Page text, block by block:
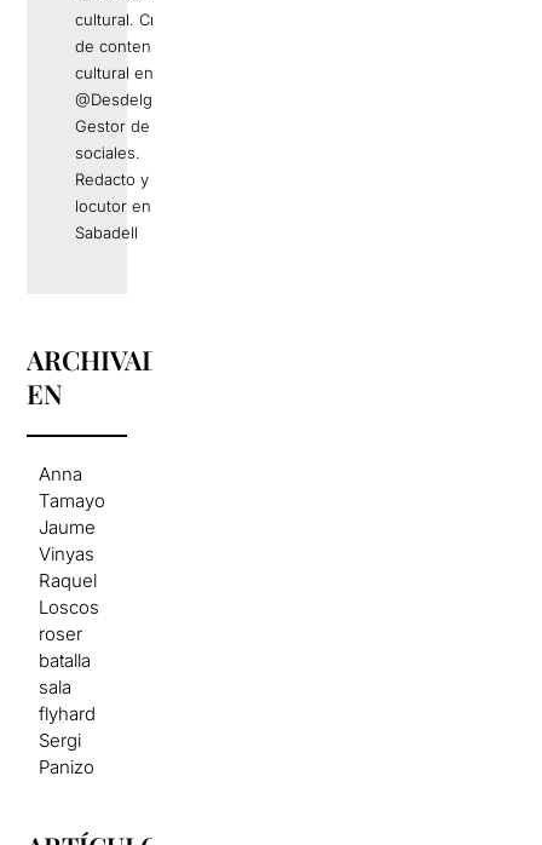
cultural. Creador
de contenido
cultural en
@Desdelgalliner.
Gestor de redes
sociales.
Redacto y
locutor en Ràdio
Sabadell
ARCHIVADO
EN
Anna
Tamayo
Jaume
Vinyas
Raquel
Loscos
roser
batalla
sala
flyhard
Sergi
Panizo